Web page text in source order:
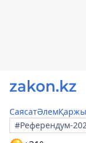
СаясатӘлемҚаржы
#Референдум-